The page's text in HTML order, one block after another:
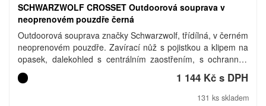
SCHWARZWOLF CROSSET Outdoorová souprava v
neoprenovém pouzdře černá
Outdoorová souprava značky Schwarzwolf, třídílná, v černém
neoprenovém pouzdře. Zavírací nůž s pojistkou a klipem na
opasek, dalekohled s centrálním zaostřením, s ochrannou
antireflexní úpravou, optikou 10 × 25 a multifunkční šátek
BANDANA. Dodáváno v dárkové krabičce Schwarzwolf.
1 144 Kč s DPH
131 ks skladem